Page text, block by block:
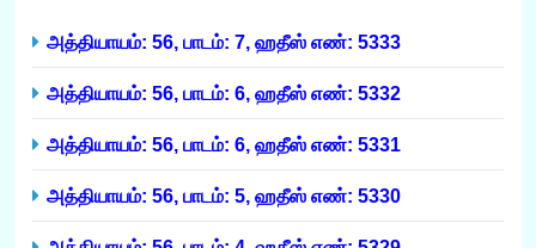
அத்தியாயம்: 56, பாடம்: 7, ஹதீஸ் எண்: 5333
அத்தியாயம்: 56, பாடம்: 6, ஹதீஸ் எண்: 5332
அத்தியாயம்: 56, பாடம்: 6, ஹதீஸ் எண்: 5331
அத்தியாயம்: 56, பாடம்: 5, ஹதீஸ் எண்: 5330